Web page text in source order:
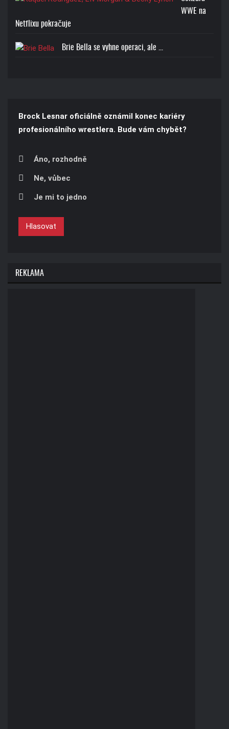
WWE na
Netflixu pokračuje
Brie Bella se vyhne operaci, ale ...
Brock Lesnar oficiálně oznámil konec kariéry
profesionálního wrestlera. Bude vám chybět?
Áno, rozhodně
Ne, vůbec
Je mi to jedno
Hlasovat
REKLAMA